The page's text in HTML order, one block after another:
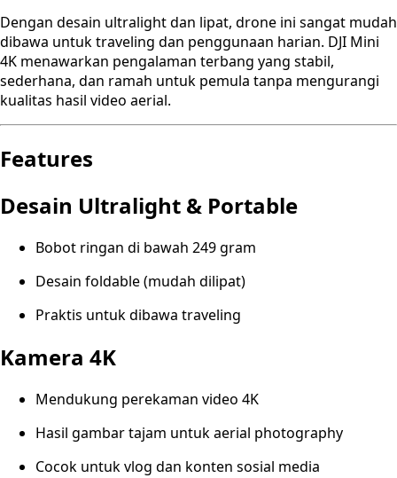
Dengan desain ultralight dan lipat, drone ini sangat mudah
dibawa untuk traveling dan penggunaan harian. DJI Mini
4K menawarkan pengalaman terbang yang stabil,
sederhana, dan ramah untuk pemula tanpa mengurangi
kualitas hasil video aerial.
Features
Desain Ultralight & Portable
Bobot ringan di bawah 249 gram
Desain foldable (mudah dilipat)
Praktis untuk dibawa traveling
Kamera 4K
Mendukung perekaman video 4K
Hasil gambar tajam untuk aerial photography
Cocok untuk vlog dan konten sosial media